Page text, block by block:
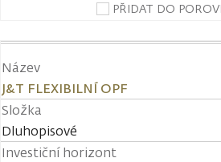
PŘIDAT DO
Název
J&T FLEXIBILNÍ OPF
Složka
Dluhopisové
Investiční horizont